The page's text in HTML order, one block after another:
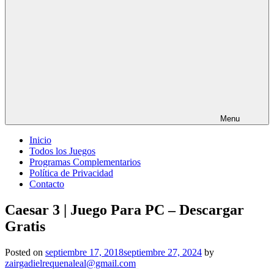
Menu
Inicio
Todos los Juegos
Programas Complementarios
Política de Privacidad
Contacto
Caesar 3 | Juego Para PC – Descargar
Gratis
Posted on septiembre 17, 2018septiembre 27, 2024 by
zairgadielrequenaleal@gmail.com